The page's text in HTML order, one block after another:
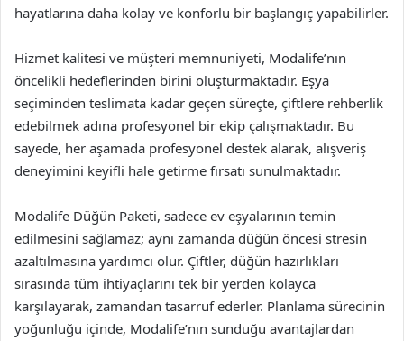
hayatlarına daha kolay ve konforlu bir başlangıç yapabilirler.
Hizmet kalitesi ve müşteri memnuniyeti, Modalife’nın
öncelikli hedeflerinden birini oluşturmaktadır. Eşya
seçiminden teslimata kadar geçen süreçte, çiftlere rehberlik
edebilmek adına profesyonel bir ekip çalışmaktadır. Bu
sayede, her aşamada profesyonel destek alarak, alışveriş
deneyimini keyifli hale getirme fırsatı sunulmaktadır.
Modalife Düğün Paketi, sadece ev eşyalarının temin
edilmesini sağlamaz; aynı zamanda düğün öncesi stresin
azaltılmasına yardımcı olur. Çiftler, düğün hazırlıkları
sırasında tüm ihtiyaçlarını tek bir yerden kolayca
karşılayarak, zamandan tasarruf ederler. Planlama sürecinin
yoğunluğu içinde, Modalife’nın sunduğu avantajlardan